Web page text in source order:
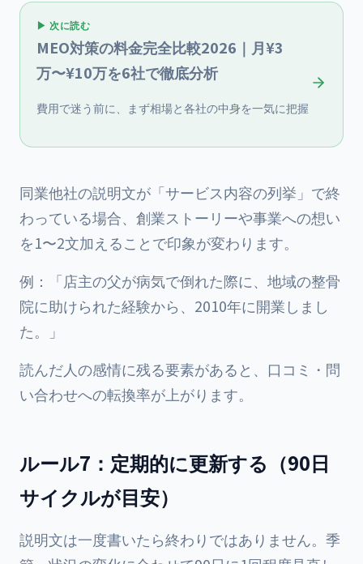
▶ 次に読む
MEO対策の料金完全比較2026｜月¥3
万〜¥10万を6社で徹底分析
費用で迷う前に、まず相場と各社の中身を一気に把握
同業他社の説明文が「サービス内容の列挙」で終
わっている場合、創業ストーリーや事業への想い
を1〜2文加えることで印象が変わります。
例：「店主の父が病気で倒れた際に、地域の整骨
院に助けられた経験から、2010年に開業しまし
た。」
読んだ人の感情に残る要素があると、口コミ・問
い合わせへの転換率が上がります。
ルール7：定期的に更新する（90日
サイクルが目安）
説明文は一度書いたら終わりではありません。季